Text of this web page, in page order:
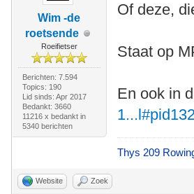
Wim -de
roetsende
Roeifietser
Berichten: 7.594
Topics: 190
Lid sinds: Apr 2017
Bedankt: 3660
11216 x bedankt in
5340 berichten
Of deze,
Staat op
En ook in
Thys 209
Website Zoek